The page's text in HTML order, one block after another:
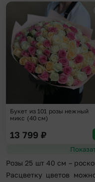
Букет из 101 розы нежный
микс (40 см)
13 799 ₽
Розы 25 шт 40 см –
Расцветку цветов